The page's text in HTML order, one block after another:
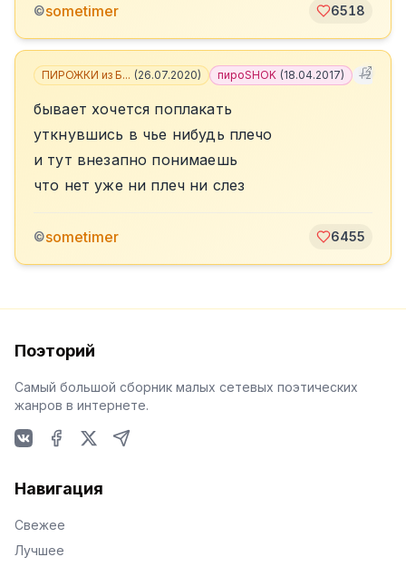
©sometimer 6518
ПИРОЖКИ из Б... (26.07.2020) пироSHOK (18.04.2017) +2
бывает хочется поплакать
уткнувшись в чье нибудь плечо
и тут внезапно понимаешь
что нет уже ни плеч ни слез
©sometimer 6455
Поэторий
Самый большой сборник малых сетевых поэтических
жанров в интернете.
Навигация
Свежее
Лучшее